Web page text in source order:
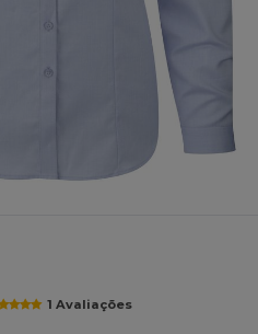
1 Avaliações